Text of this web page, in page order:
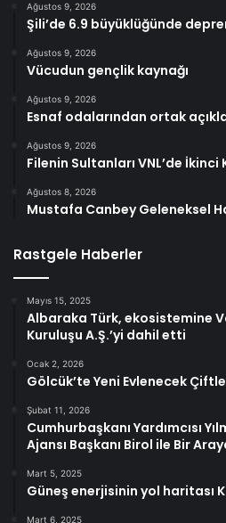
Ağustos 9, 2026
Şili’de 6.9 büyüklüğünde
Ağustos 9, 2026
Vücudun gençlik kaynağı
Ağustos 9, 2026
Esnaf odalarından ortak
Ağustos 9, 2026
Filenin Sultanları VNL’de İkinci
Ağustos 8, 2026
Mustafa Canbey Geleneksel
Rastgele Haberler
Mayıs 15, 2025
Albaraka Türk, ekosistemine
Kuruluşu A.Ş.’yi dahil etti
Ocak 2, 2026
Gölcük’te Yeni Evlenecek
Şubat 11, 2026
Cumhurbaşkanı Yardımcısı
Ajansı Başkanı Birol ile Bir
Mart 5, 2025
Güneş enerjisinin yol haritası
Mart 6, 2025